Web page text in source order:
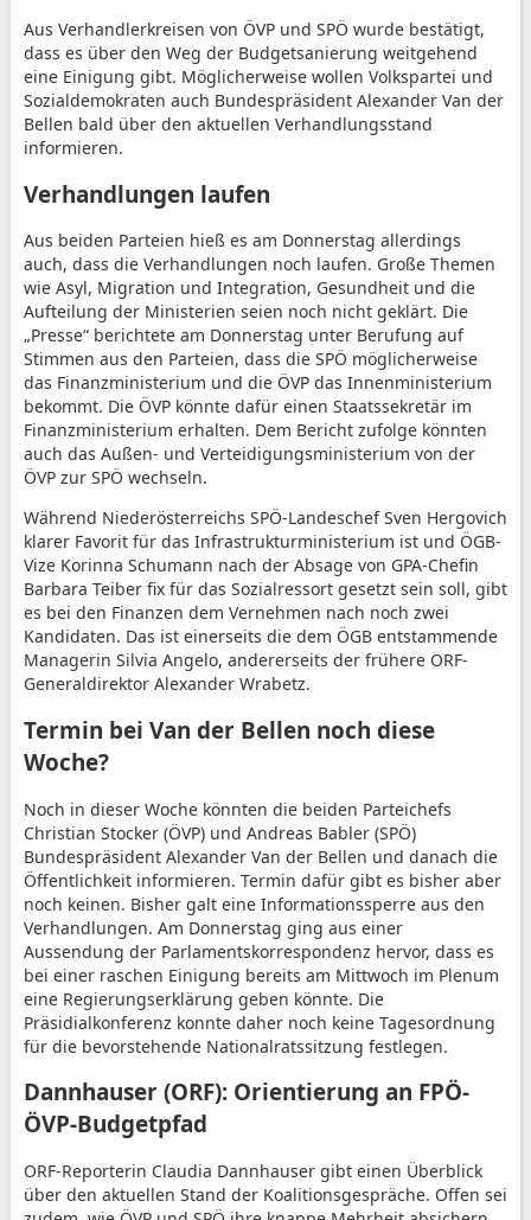
Aus Verhandlerkreisen von ÖVP und SPÖ wurde bestätigt,
dass es über den Weg der Budgetsanierung weitgehend
eine Einigung gibt. Möglicherweise wollen Volkspartei und
Sozialdemokraten auch Bundespräsident Alexander Van der
Bellen bald über den aktuellen Verhandlungsstand
informieren.
Verhandlungen laufen
Aus beiden Parteien hieß es am Donnerstag allerdings
auch, dass die Verhandlungen noch laufen. Große Themen
wie Asyl, Migration und Integration, Gesundheit und die
Aufteilung der Ministerien seien noch nicht geklärt. Die
„Presse“ berichtete am Donnerstag unter Berufung auf
Stimmen aus den Parteien, dass die SPÖ möglicherweise
das Finanzministerium und die ÖVP das Innenministerium
bekommt. Die ÖVP könnte dafür einen Staatssekretär im
Finanzministerium erhalten. Dem Bericht zufolge könnten
auch das Außen- und Verteidigungsministerium von der
ÖVP zur SPÖ wechseln.
Während Niederösterreichs SPÖ-Landeschef Sven Hergovich
klarer Favorit für das Infrastrukturministerium ist und ÖGB-
Vize Korinna Schumann nach der Absage von GPA-Chefin
Barbara Teiber fix für das Sozialressort gesetzt sein soll, gibt
es bei den Finanzen dem Vernehmen nach noch zwei
Kandidaten. Das ist einerseits die dem ÖGB entstammende
Managerin Silvia Angelo, andererseits der frühere ORF-
Generaldirektor Alexander Wrabetz.
Termin bei Van der Bellen noch diese
Woche?
Noch in dieser Woche könnten die beiden Parteichefs
Christian Stocker (ÖVP) und Andreas Babler (SPÖ)
Bundespräsident Alexander Van der Bellen und danach die
Öffentlichkeit informieren. Termin dafür gibt es bisher aber
noch keinen. Bisher galt eine Informationssperre aus den
Verhandlungen. Am Donnerstag ging aus einer
Aussendung der Parlamentskorrespondenz hervor, dass es
bei einer raschen Einigung bereits am Mittwoch im Plenum
eine Regierungserklärung geben könnte. Die
Präsidialkonferenz konnte daher noch keine Tagesordnung
für die bevorstehende Nationalratssitzung festlegen.
Dannhauser (ORF): Orientierung an FPÖ-
ÖVP-Budgetpfad
ORF-Reporterin Claudia Dannhauser gibt einen Überblick
über den aktuellen Stand der Koalitionsgespräche. Offen sei